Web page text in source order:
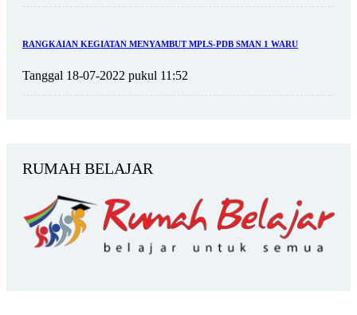
RANGKAIAN KEGIATAN MENYAMBUT MPLS-PDB SMAN 1 WARU
Tanggal 18-07-2022 pukul 11:52
RUMAH BELAJAR